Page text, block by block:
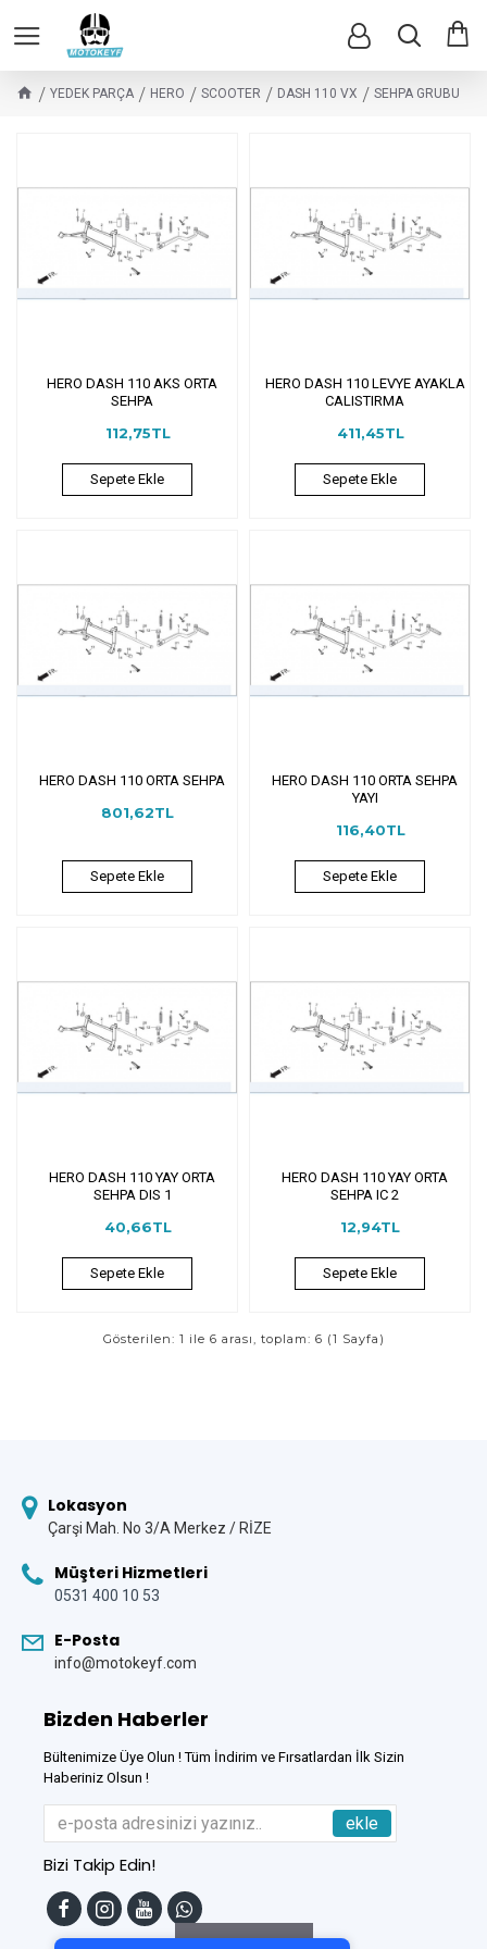
Tek Tıkla Ödeme Kolaylığı
7/24 Canlı Destek
YEDEK PARÇA HERO SCOOTER DASH 110 VX SEHPA GRUBU
HERO DASH 110 AKS ORTA
SEHPA
112,75TL
Sepete Ekle
HERO DASH 110 LEVYE AYAKLA
CALISTIRMA
411,45TL
Sepete Ekle
HERO DASH 110 ORTA SEHPA
801,62TL
Sepete Ekle
HERO DASH 110 ORTA SEHPA
YAYI
116,40TL
Sepete Ekle
HERO DASH 110 YAY ORTA
SEHPA DIS 1
40,66TL
Sepete Ekle
HERO DASH 110 YAY ORTA
SEHPA IC 2
12,94TL
Sepete Ekle
Gösterilen: 1 ile 6 arası, toplam: 6 (1 Sayfa)
Lokasyon
Çarşi Mah. No 3/A Merkez / RİZE
Müşteri Hizmetleri
0531 400 10 53
E-Posta
info@motokeyf.com
Bizden Haberler
Bültenimize Üye Olun ! Tüm İndirim ve Fırsatlardan İlk Sizin
Haberiniz Olsun !
ekle
Bizi Takip Edin!